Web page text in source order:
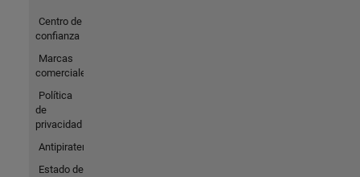
Centro de
confianza
Marcas
comerciales
Política
de
privacidad
Antipiratería
Estado de